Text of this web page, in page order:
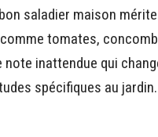
saladier maison
tomates,
inattendue qui
spécifiques au jardin.